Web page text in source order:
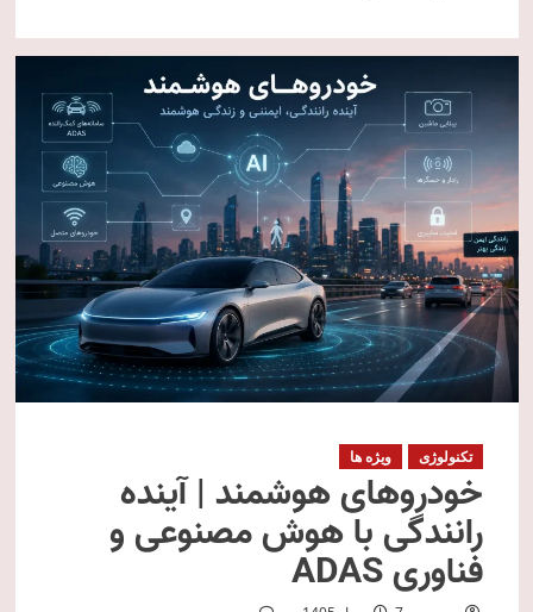
تکنولوژی ویژه ها
خودروهای هوشمند | آینده
رانندگی با هوش مصنوعی و
فناوری ADAS